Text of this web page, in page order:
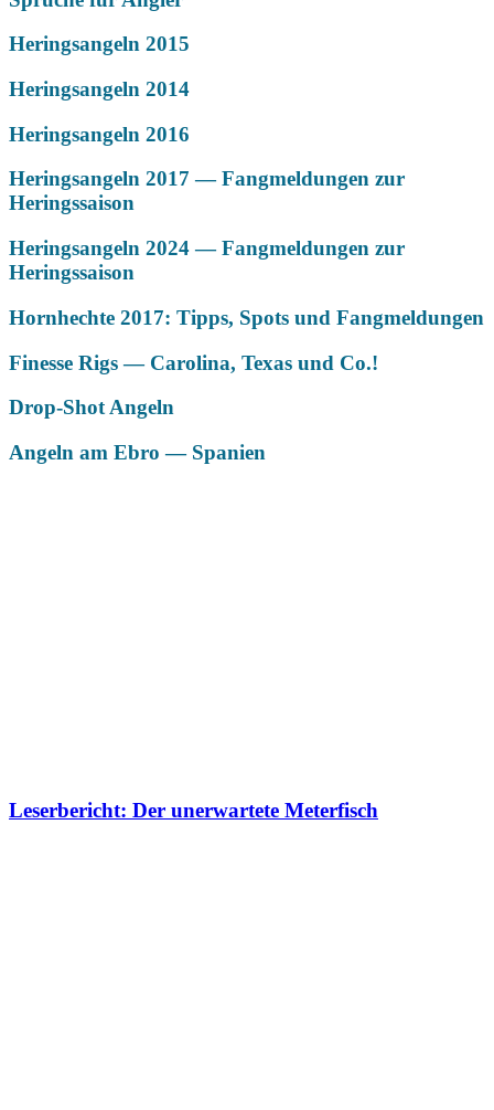
Heringsangeln 2015
Heringsangeln 2014
Heringsangeln 2016
Heringsangeln 2017 — Fangmeldungen zur
Heringssaison
Heringsangeln 2024 — Fangmeldungen zur
Heringssaison
Hornhechte 2017: Tipps, Spots und Fangmeldungen
Finesse Rigs — Carolina, Texas und Co.!
Drop-Shot Angeln
Angeln am Ebro — Spanien
Leserbericht: Der unerwartete Meterfisch